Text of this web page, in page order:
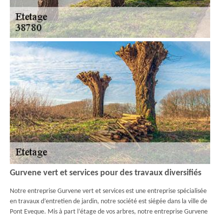
Gurvene vert et services pour des travaux diversifiés
Notre entreprise Gurvene vert et services est une entreprise spécialisée
en travaux d’entretien de jardin, notre société est siégée dans la ville de
Pont Eveque. Mis à part l’étage de vos arbres, notre entreprise Gurvene